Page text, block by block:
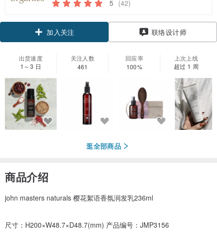
5 (42)
加入关注 联络设计师
出货速度
1～3 日
关注人数
461
回应率
100%
上次上线
超过 1 周
逛全部商品
商品介绍
john masters naturals 樱花絮语香氛润发乳236ml
尺寸：H200×W48.7×D48.7(mm) 产品编号：JMP3156